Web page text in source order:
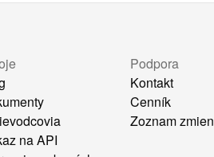
na API
Podpora
Kontakt
Cenník
Zoznam zmien